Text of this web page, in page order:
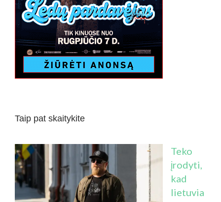
Taip pat skaitykite
Teko
įrodyti,
kad
lietuvia